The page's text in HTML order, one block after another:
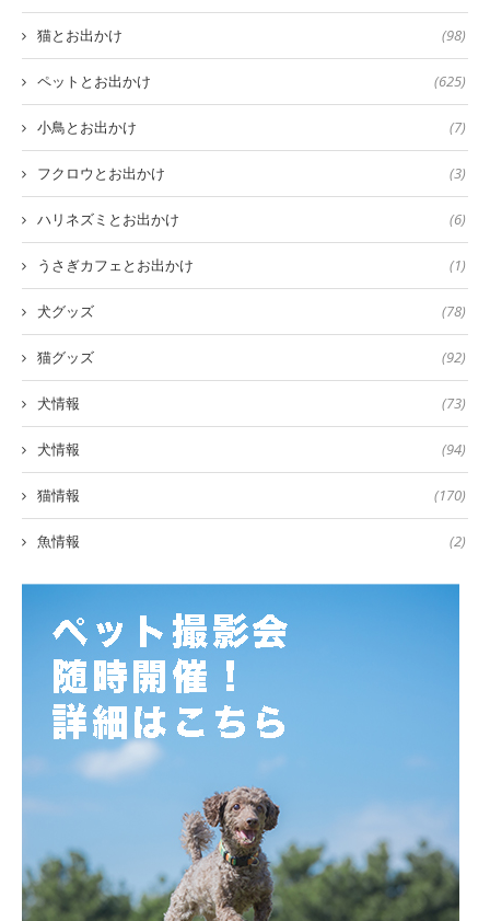
猫とお出かけ (98)
ペットとお出かけ (625)
小鳥とお出かけ (7)
フクロウとお出かけ (3)
ハリネズミとお出かけ (6)
うさぎカフェとお出かけ (1)
犬グッズ (78)
猫グッズ (92)
犬情報 (73)
犬情報 (94)
猫情報 (170)
魚情報 (2)